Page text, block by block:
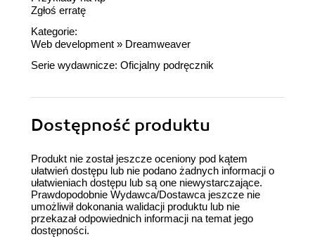
Zgłoś erratę
Kategorie:
Web development » Dreamweaver
Serie wydawnicze: Oficjalny podręcznik
Dostępność produktu
Produkt nie został jeszcze oceniony pod kątem
ułatwień dostępu lub nie podano żadnych informacji o
ułatwieniach dostępu lub są one niewystarczające.
Prawdopodobnie Wydawca/Dostawca jeszcze nie
umożliwił dokonania walidacji produktu lub nie
przekazał odpowiednich informacji na temat jego
dostępności.